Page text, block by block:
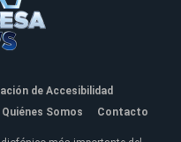
de Accesibilidad
Quiénes Somos Contacto